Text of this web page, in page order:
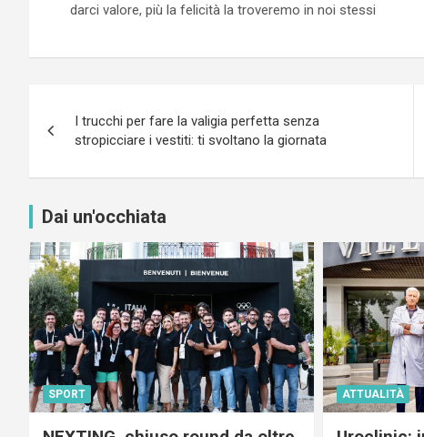
darci valore, più la felicità la troveremo in noi stessi
articoli
I trucchi per fare la valigia perfetta senza
stropicciare i vestiti: ti svoltano la giornata
Dai un'occhiata
SPORT ATTUALITÀ